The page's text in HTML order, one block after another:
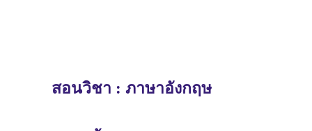
สอนวิชา : ภาษาอังกฤษ